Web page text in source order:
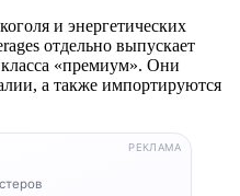
и энергетических
отдельно выпускает
«премиум». Они
а также импортируются
РЕКЛАМА